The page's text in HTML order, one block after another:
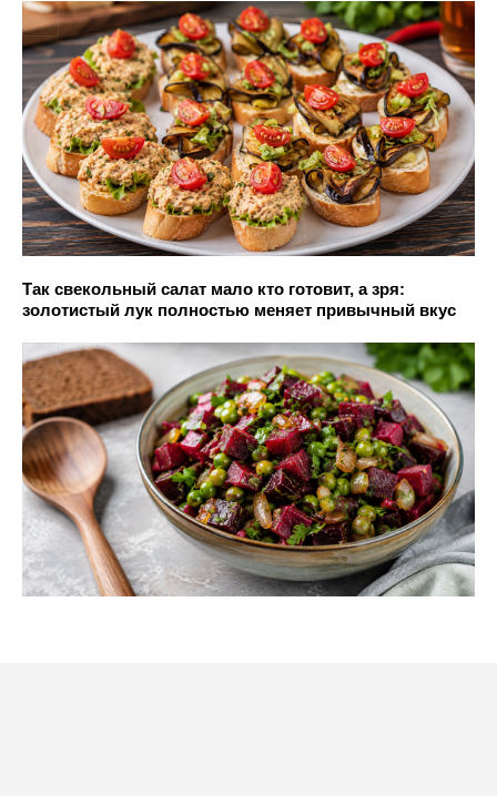
Так свекольный салат мало кто готовит, а зря:
золотистый лук полностью меняет привычный вкус